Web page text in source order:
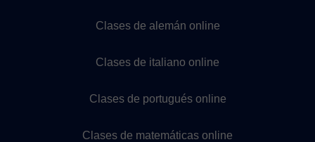
Clases de alemán online
Clases de italiano online
Clases de portugués online
Clases de matemáticas online